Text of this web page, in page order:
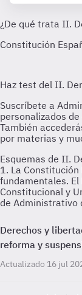
Esquemas de II.
1. La
fundamentales. El
Constitucional y
de Administrativo
Derechos y
reforma y
Actualizado 16 jul